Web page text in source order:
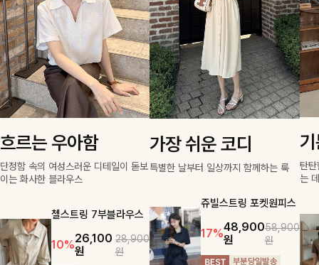
흐르는 우아함
단정함 속의 여성스러운 디테일이 돋보
이는 화사한 블라우스
첼스트링 7부블라우스
10%26,100
원
28,900
원
가장 쉬운 코디
특별한 날부터 일상까지 함께하는 룩
쥬빌스트링 포켓원피스
17%48,900
원
58,900
원
탄
는